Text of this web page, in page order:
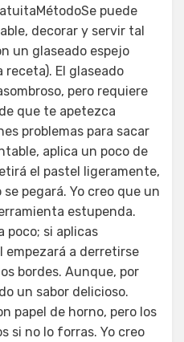
puede
decorar y servir tal
un glaseado espejo
receta). El glaseado
pero requiere
que te apetezca
problemas para sacar
aplica un poco de
el pastel ligeramente,
pegará. Yo creo que un
estupenda.
poco; si aplicas
empezará a derretirse
bordes. Aunque, por
un sabor delicioso.
papel de horno, pero los
si no lo forras. Yo creo